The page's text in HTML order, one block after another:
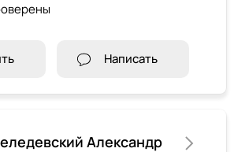
Написать
Александр